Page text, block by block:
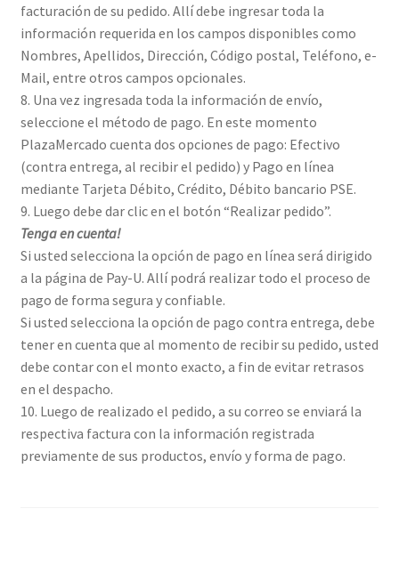
facturación de su pedido. Allí debe ingresar toda la
información requerida en los campos disponibles como
Nombres, Apellidos, Dirección, Código postal, Teléfono, e-
Mail, entre otros campos opcionales.
8. Una vez ingresada toda la información de envío,
seleccione el método de pago. En este momento
PlazaMercado cuenta dos opciones de pago: Efectivo
(contra entrega, al recibir el pedido) y Pago en línea
mediante Tarjeta Débito, Crédito, Débito bancario PSE.
9. Luego debe dar clic en el botón “Realizar pedido”.
Tenga en cuenta!
Si usted selecciona la opción de pago en línea será dirigido
a la página de Pay-U. Allí podrá realizar todo el proceso de
pago de forma segura y confiable.
Si usted selecciona la opción de pago contra entrega, debe
tener en cuenta que al momento de recibir su pedido, usted
debe contar con el monto exacto, a fin de evitar retrasos
en el despacho.
10. Luego de realizado el pedido, a su correo se enviará la
respectiva factura con la información registrada
previamente de sus productos, envío y forma de pago.